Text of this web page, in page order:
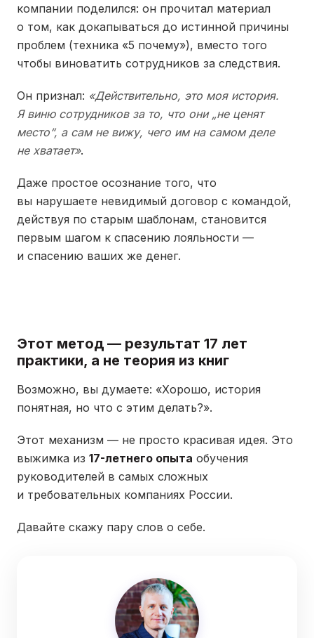
компании поделился: он прочитал материал
о том, как докапываться до истинной причины
проблем (техника «5 почему»), вместо того
чтобы виноватить сотрудников за следствия.
Он признал: «Действительно, это моя история.
Я виню сотрудников за то, что они „не ценят
место“, а сам не вижу, чего им на самом деле
не хватает».
Даже простое осознание того, что
вы нарушаете невидимый договор с командой,
действуя по старым шаблонам, становится
первым шагом к спасению лояльности —
и спасению ваших же денег.
Этот метод — результат 17 лет
практики, а не теория из книг
Возможно, вы думаете: «Хорошо, история
понятная, но что с этим делать?».
Этот механизм — не просто красивая идея. Это
выжимка из 17-летнего опыта обучения
руководителей в самых сложных
и требовательных компаниях России.
Давайте скажу пару слов о себе.